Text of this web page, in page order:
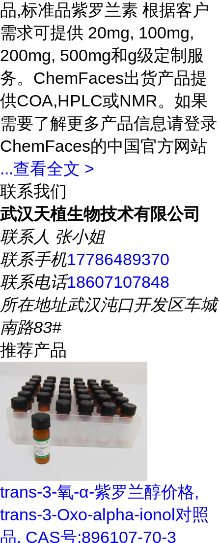
品,标准品紫罗兰素 根据客户
需求可提供 20mg, 100mg,
200mg, 500mg和g级定制服
务。ChemFaces出货产品提
供COA,HPLC或NMR。如果
需要了解更多产品信息请登录
ChemFaces的中国官方网站
...查看全文 >
联系我们
武汉天植生物技术有限公司
联系人 张小姐
联系手机17786489370
联系电话18607107848
所在地址武汉沌口开发区车城
南路83#
推荐产品
trans-3-氧-α-紫罗兰醇价格,
trans-3-Oxo-alpha-ionol对照
品, CAS号:896107-70-3